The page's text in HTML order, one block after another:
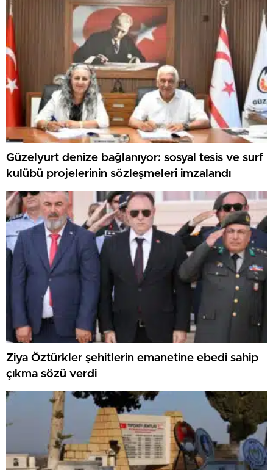
Güzelyurt denize bağlanıyor: sosyal tesis ve surf
kulübü projelerinin sözleşmeleri imzalandı
Ziya Öztürkler şehitlerin emanetine ebedi sahip
çıkma sözü verdi